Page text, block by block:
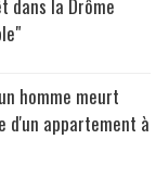
dans la Drôme
homme meurt
d'un appartement à